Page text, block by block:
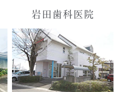
岩田歯科医院